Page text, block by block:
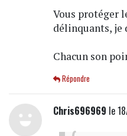
Vous protéger
délinquants, je
Chacun son
Répondre
Chris696969 le